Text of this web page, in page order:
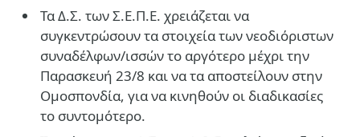
Τα Δ.Σ. των Σ.Ε.Π.Ε. χρειάζεται να
συγκεντρώσουν τα στοιχεία των νεοδιόριστων
συναδέλφων/ισσών το αργότερο μέχρι την
Παρασκευή 23/8 και να τα αποστείλουν στην
Ομοσπονδία, για να κινηθούν οι διαδικασίες
το συντομότερο.